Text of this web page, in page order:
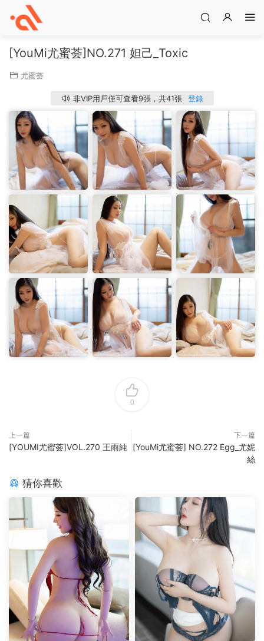
[YouMi尤蜜荟]NO.271 妲己_Toxic
尤蜜荟
非VIP用戶僅可查看9張，共41張 登錄
0
上一篇
[YOUMI尤蜜荟]VOL.270 王雨純
下一篇
[YouMi尤蜜荟] NO.272 Egg_尤妮
絲
猜你喜歡